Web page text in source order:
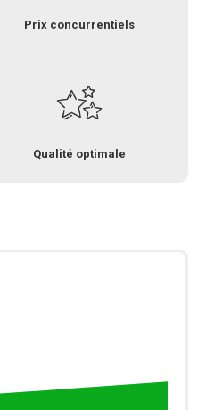
Prix concurrentiels
Qualité optimale